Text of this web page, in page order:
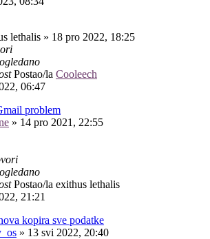
lethalis » 18 pro 2022, 18:25
Postao/la Cooleech
06:47
problem
» 14 pro 2021, 22:55
Postao/la exithus lethalis
21:21
kopira sve podatke
» 13 svi 2022, 20:40